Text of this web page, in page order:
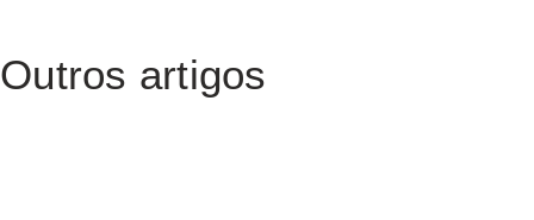
Outros artigos